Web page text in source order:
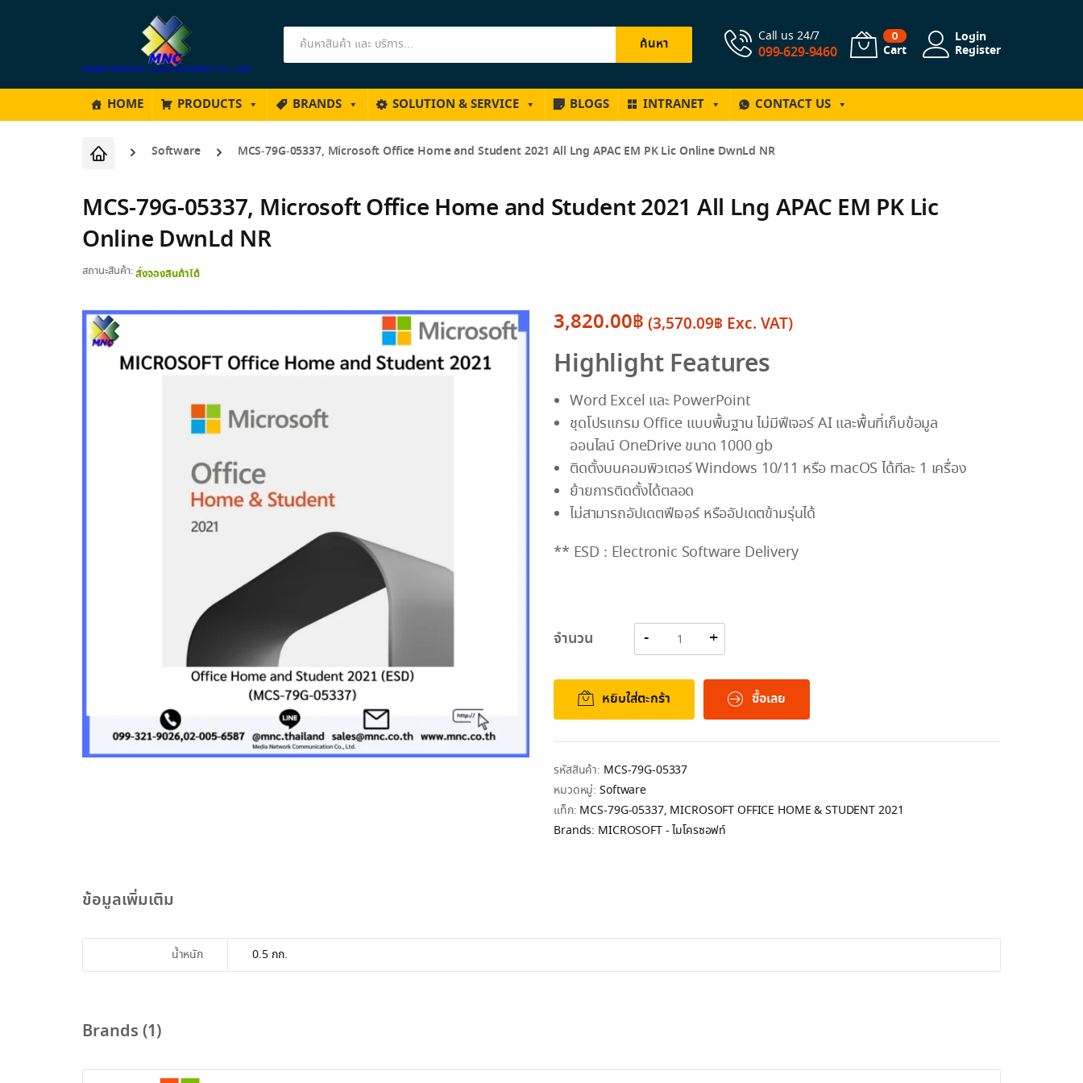
Products
ค้นหา Call us 24/7
099-629-9460
0
Cart
Login
Register
HOME PRODUCTS BRANDS SOLUTION & SERVICE BLOGS INTRANET CONTACT US
Software MCS-79G-05337, Microsoft Office Home and Student 2021 All Lng APAC EM PK Lic Online DwnLd NR
MCS-79G-05337, Microsoft Office Home and Student 2021 All Lng APAC EM PK Lic
Online DwnLd NR
สถานะสินค้า:สั่งจองสินค้าได้
3,820.00฿ (3,570.09฿ Exc. VAT)
Highlight Features
Word Excel และ PowerPoint
ชุดโปรแกรม Office แบบพื้นฐาน ไม่มีฟีเจอร์ AI และพื้นที่เก็บข้อมูล
ออนไลน์ OneDrive ขนาด 1000 gb
ติดตั้งบนคอมพิวเตอร์ Windows 10/11 หรือ macOS ได้ทีละ 1 เครื่อง
ย้ายการติดตั้งได้ตลอด
ไม่สามารถอัปเดตฟีเจอร์ หรืออัปเดตข้ามรุ่นได้
** ESD : Electronic Software Delivery
จำนวน
หยิบใส่ตะกร้า ซื้อเลย
รหัสสินค้า: MCS-79G-05337
หมวดหมู่:Software
แท็ก: MCS-79G-05337, MICROSOFT OFFICE HOME & STUDENT 2021
Brands: MICROSOFT - ไมโครซอฟท์
ข้อมูลเพิ่มเติม
น้ำหนัก 0.5 กก.
Brands (1)